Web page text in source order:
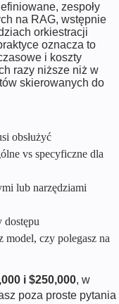
zespoły
na RAG, wstępnie
orkiestracji
oznacza to
i koszty
razy niższe niż w
skierowanych do
obsłużyć
vs specyficzne dla
lub narzędziami
dostępu
model, czy polegasz na
i $250,000, w
poza proste pytania